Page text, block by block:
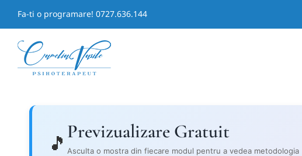
to
content
Fa-ti o programare! 0727.636.144
🎵
Previzualizare Gratuit
Asculta o mostra din fiecare modul pentru a vedea metodologia